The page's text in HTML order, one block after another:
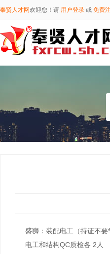
奉贤人才网欢迎您！请 用户登录 或 免费
盛狮：装配电工（持证不要
电工和结构QC质检各 2人